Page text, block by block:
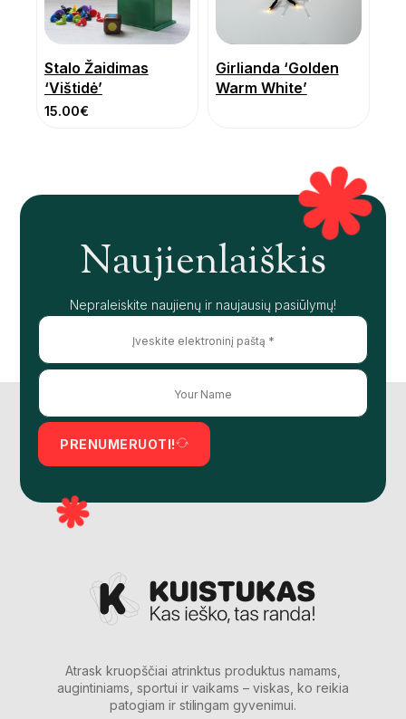
Stalo Žaidimas
‘Vištidė’
15.00€
Girlianda ‘Golden
Warm White’
Naujienlaiškis
Nepraleiskite naujienų ir naujausių pasiūlymų!
PRENUMERUOTI!
Atrask kruopščiai atrinktus produktus namams,
augintiniams, sportui ir vaikams – viskas, ko reikia
patogiam ir stilingam gyvenimui.